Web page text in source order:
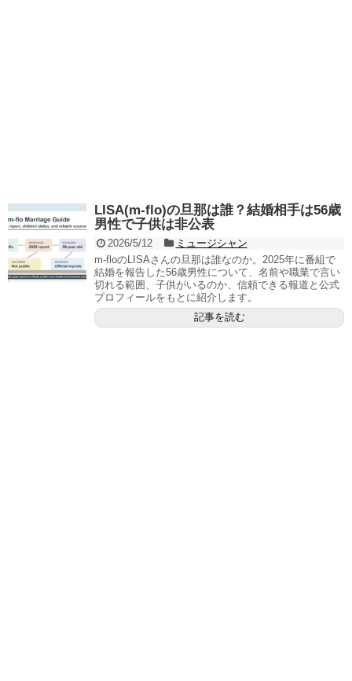
LISA(m-flo)の旦那は誰？結婚相手は56歳
男性で子供は非公表
2026/5/12
ミュージシャン
m-floのLISAさんの旦那は誰なのか。2025年に番組で
結婚を報告した56歳男性について、名前や職業で言い
切れる範囲、子供がいるのか、信頼できる報道と公式
プロフィールをもとに紹介します。
記事を読む